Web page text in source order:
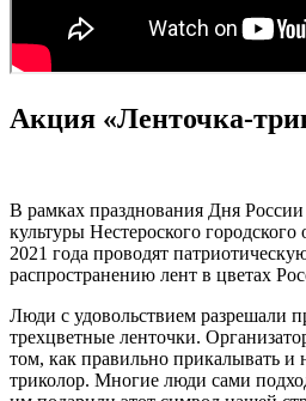
Акция «Ленточка-
В рамках празднования Дня
культуры Нестероского
2021 года проводят
распространению лент в цветах
Люди с удовольствием разрешали
трехцветные ленточки.
том, как правильно прикалывать и
триколор. Многие люди сами